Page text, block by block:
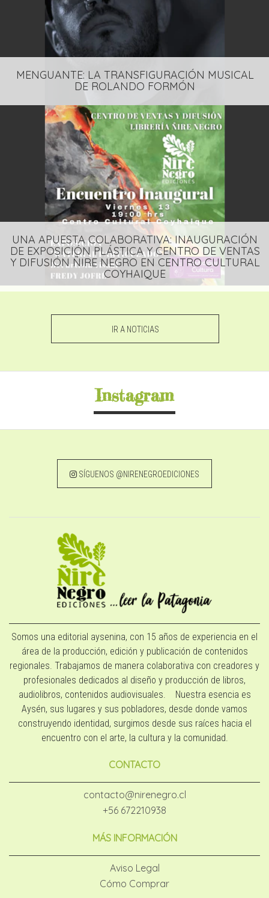
MENGUANTE: LA TRANSFIGURACIÓN MUSICAL
DE ROLANDO FORMÓN
UNA APUESTA COLABORATIVA: INAUGURACIÓN
DE EXPOSICIÓN PLÁSTICA Y CENTRO DE VENTAS
Y DIFUSIÓN ÑIRE NEGRO EN CENTRO CULTURAL
COYHAIQUE
IR A NOTICIAS
Instagram
SÍGUENOS @NIRENEGROEDICIONES
Somos una editorial aysenina, con 15 años de experiencia en el
área de la producción, edición y publicación de contenidos
regionales. Trabajamos de manera colaborativa con creadores y
profesionales dedicados al diseño y producción de libros,
audiolibros, contenidos audiovisuales. Nuestra esencia es
Aysén, sus lugares y sus pobladores, desde donde vamos
construyendo identidad, surgimos desde sus raíces hacia el
encuentro con el arte, la cultura y la comunidad.
CONTACTO
contacto@nirenegro.cl
+56 672210938
MÁS INFORMACIÓN
Aviso Legal
Cómo Comprar